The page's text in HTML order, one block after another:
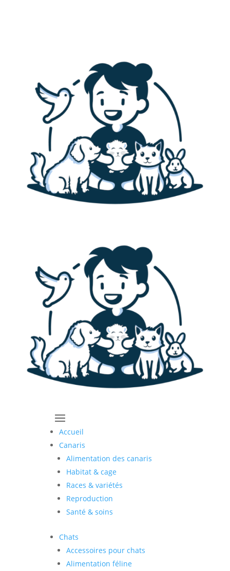
Accueil
Canaris
Alimentation des canaris
Habitat & cage
Races & variétés
Reproduction
Santé & soins
Chats
Accessoires pour chats
Alimentation féline